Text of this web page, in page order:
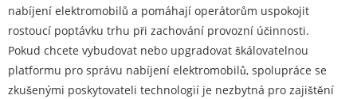
nabíjení elektromobilů a pomáhají operátorům uspokojit
rostoucí poptávku trhu při zachování provozní účinnosti.
Pokud chcete vybudovat nebo upgradovat škálovatelnou
platformu pro správu nabíjení elektromobilů, spolupráce se
zkušenými poskytovateli technologií je nezbytná pro zajištění